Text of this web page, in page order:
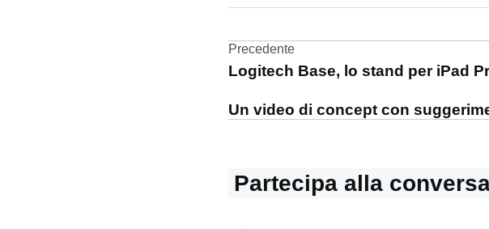
Navigazione
Precedente
Logitech Base, lo stand per iPad
Un video di concept con
Partecipa alla